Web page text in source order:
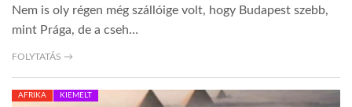
Nem is oly régen még szállóige volt, hogy Budapest szebb,
mint Prága, de a cseh…
FOLYTATÁS →
AFRIKA KIEMELT